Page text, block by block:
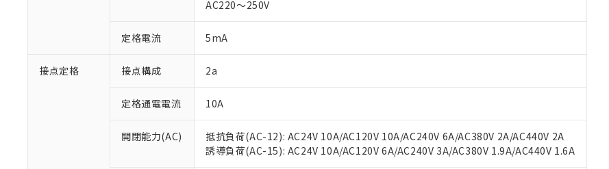
AC220～250V
定格電流 5mA
接点定格 接点構成 2a
定格通電電流 10A
開閉能力(AC)
抵抗負荷(AC-12): AC24V 10A/AC120V 10A/AC240V 6A/AC380V 2A/AC440V 2A
誘導負荷(AC-15): AC24V 10A/AC120V 6A/AC240V 3A/AC380V 1.9A/AC440V 1.6A
以下の条件をお読みいただき、同意のうえご利用ください。
当社制御機器事業取扱商品の中には、本サービスの対象外となる商品もあること
のであり、閲覧された時点での実際の在庫および標準価格とは異なる場合がある
当社販売員にご相談ください。
オムロン制御機器販売店や当社販売拠点は「販売ネットワーク
」をご確認くだ
在庫状況および標準価格結果を当社の事前の承諾なく第三者に漏洩または開示し
鉛(Pb) 1000ppm以下、 水銀(Hg) 1000ppm以下、 カドミウム(Cd) 100ppm以下、
フタル酸エステル類の４物質については閾値を超える意図的な使用がないことを確認しています。
※2 対応予定月
部品在庫の切り替え状況などにより、予定月が前後することがあります。
「○」：最大均質材料含有率が中国RoHSの基準値以下であることを示します。
「×」：最大均質材料含有率が中国RoHSの基準値を超えていることを示します。
「－」：未確認です。当社販売部門へお問い合わせください。
Cr(Ⅵ)(六価クロム) : 1000ppm、 PBBs(ポリ臭化ビフェニル類) : 1000ppm、 PBDEs(ポリ臭化ジフェニルエーテ
DBP(フタル酸ジブチル) : 1000ppm、 DIBP(フタル酸ジイソブチル) : 1000ppm、 BBP(フタル酸ブチルベンジル
DEHP(フタル酸ビス(2-エチルヘキシル)) : 1000ppm
※2 環境保護使用期限
などの必要な手続きをとります。
ます。
置等に一切使用いたしません。
当社は、貴社製品を第三者に販売する場合は、上記1、2および3の内容を当該第
また当社は、販売先および販売に係わる関係者が違法に輸出するおそれがある場
たしません。
△ 一定数には満たないが在庫あり